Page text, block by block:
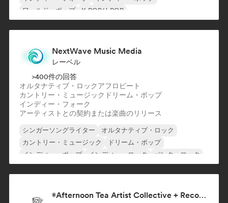
ワールド・ポップ
K-POP/J-POP
NextWave Music Media
レーベル
>400件の回答
オルタナティブ・ロックアフロビート
カントリー・ミュージック ドリーム・ポップ
インディー・フォーク
アーティストとの契約または楽曲のリリース
シンガーソングライター
オルタナティブ・ロック
カントリー・ミュージック
ドリーム・ポップ
インディー・ポップ
インディー・ロック
パンク・ロック
◉Afternoon Tea Artist Collective + Record Label◉